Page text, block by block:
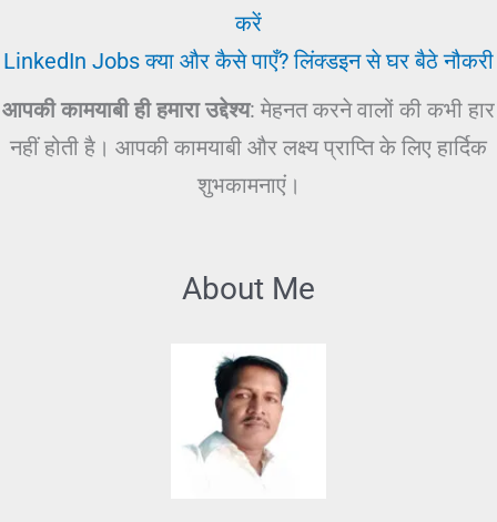
करें
LinkedIn Jobs क्या और कैसे पाएँ? लिंक्डइन से घर बैठे नौकरी
आपकी कामयाबी ही हमारा उद्देश्य: मेहनत करने वालों की कभी हार
नहीं होती है। आपकी कामयाबी और लक्ष्य प्राप्ति के लिए हार्दिक
शुभकामनाएं।
About Me